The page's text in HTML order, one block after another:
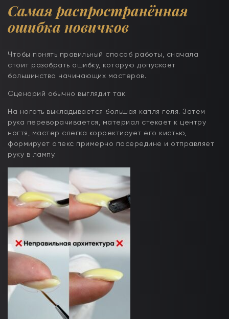
Самая распространённая
ошибка новичков
Чтобы понять правильный способ работы, сначала
стоит разобрать ошибку, которую допускает
большинство начинающих мастеров.
Сценарий обычно выглядит так:
На ноготь выкладывается большая капля геля. Затем
рука переворачивается, материал стекает к центру
ногтя, мастер слегка корректирует его кистью,
формирует апекс примерно посередине и отправляет
руку в лампу.